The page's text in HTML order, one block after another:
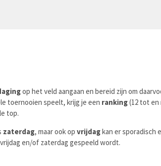
op het veld aangaan en bereid zijn om
toernooien speelt, krijg je een ranking(12 tot en
top.
zaterdag, maar ook op vrijdagkan er sporadisch
en/of zaterdag gespeeld wordt.